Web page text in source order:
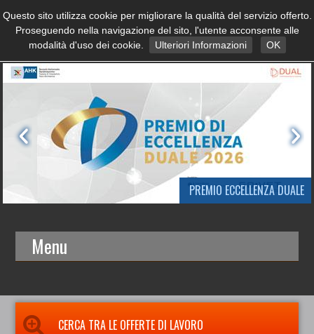
PREMIO ECCELLENZA DUALE
Menu
CERCA TRA LE OFFERTE DI LAVORO
Questo sito utilizza cookie per migliorare la qualità del servizio offerto.
Proseguendo nella navigazione del sito, l'utente acconsente alle
modalità d'uso dei cookie.
Ulteriori Informazioni OK